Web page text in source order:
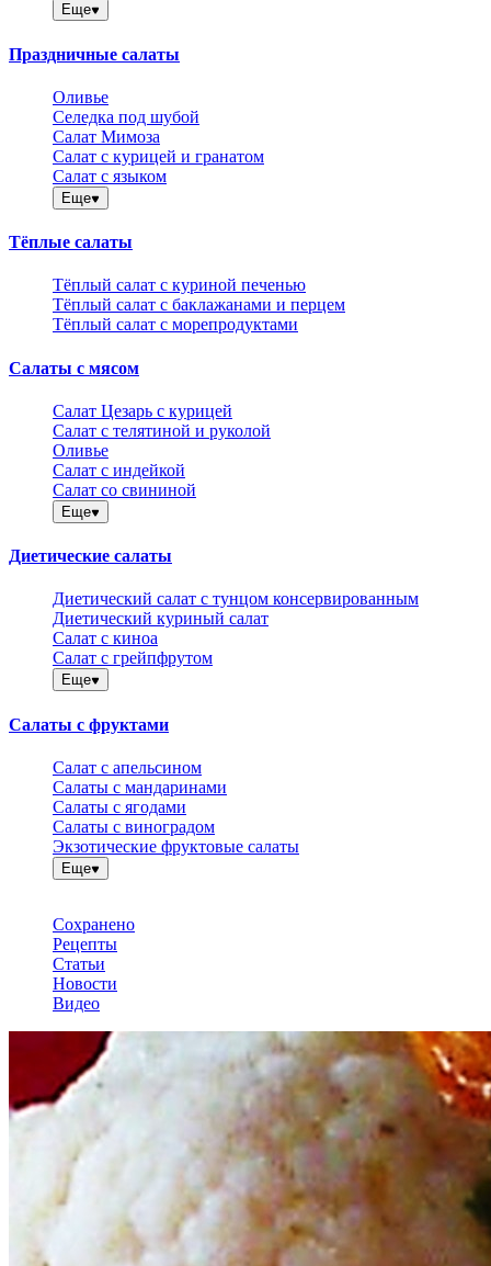
Еще
Праздничные салаты
Оливье
Селедка под шубой
Салат Мимоза
Салат с курицей и гранатом
Салат с языком
Еще
Тёплые салаты
Тёплый салат с куриной печенью
Тёплый салат с баклажанами и перцем
Тёплый салат с морепродуктами
Салаты с мясом
Салат Цезарь с курицей
Салат с телятиной и руколой
Оливье
Салат с индейкой
Салат со свининой
Еще
Диетические салаты
Диетический салат с тунцом консервированным
Диетический куриный салат
Салат с киноа
Салат с грейпфрутом
Еще
Салаты с фруктами
Салат с апельсином
Салаты с мандаринами
Салаты с ягодами
Салаты с виноградом
Экзотические фруктовые салаты
Еще
Сохранено
Рецепты
Статьи
Новости
Видео